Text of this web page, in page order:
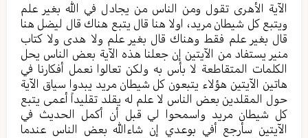
الآية الأهرى تقول ومن الناس من يجادل في الله بغير علم
ويتبع كل شيطان مريد، اولا هنا قال يتبع هناك قال ليضل هنا
قال بغير علم فقط وهناك قال بغير علم ولا هدى ولا كتاب
منير يستفاد من الآيتين إن جعلنا هذه الآية بعض الناس يحل
الكلمات المتقاطعة لا بأس به ولكن تعالوا نعمل أفكارنا في
هاتين الآيتين هؤلاء يتبعون كل شيطان مريد يبدوا سياق الآية
حول المقلدين بعض الناس لا علم له يقلد تقليداً أعمى يتبع
كل شيطان مريد واسمحوا لي قبل أن أكمل الحديث في
الآيتين سأرجع أفي بوعدي إن شاءالله بعض الناس عندما